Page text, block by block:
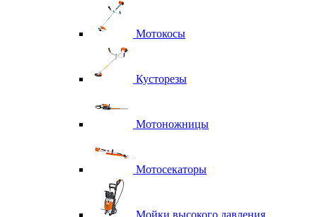
Мотокосы
Кусторезы
Мотоножницы
Мотосекаторы
Мойки высокого давления